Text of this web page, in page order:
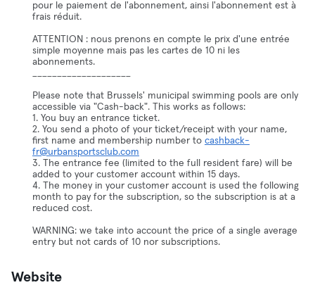
pour le paiement de l'abonnement, ainsi l'abonnement est à
frais réduit.
ATTENTION : nous prenons en compte le prix d'une entrée
simple moyenne mais pas les cartes de 10 ni les
abonnements.
Please note that Brussels' municipal swimming pools are only
accessible via "Cash-back". This works as follows:
1. You buy an entrance ticket.
2. You send a photo of your ticket/receipt with your name,
first name and membership number to cashback-
fr@urbansportsclub.com
3. The entrance fee (limited to the full resident fare) will be
added to your customer account within 15 days.
4. The money in your customer account is used the following
month to pay for the subscription, so the subscription is at a
reduced cost.
WARNING: we take into account the price of a single average
entry but not cards of 10 nor subscriptions.
Website